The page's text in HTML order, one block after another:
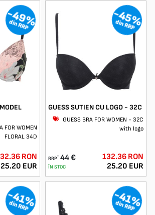
materiale de calitate, croieli moderne și stilul
designer apreciate.
-49%
din RRP
FOR WOMEN
FLORAL 34D
RON
25.20 EUR
-45%
din RRP
GUESS SUTIEN CU LOGO - 32C
GUESS BRA FOR WOMEN - 32C
with logo
RRP* 44 €
ÎN STOC
132.36 RON
25.20 EUR
-41%
din RRP -41%
din RRP